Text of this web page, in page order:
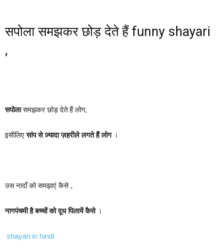
सपोला समझकर छोड़ देते हैं funny shayari
,
सपोलासमझकर छोड़ देते हैं लोग,
इसीलिएसांप से ज़्यादा ज़हरीले लगते हैं लोग।
उस नादाँ को समझाएं कैसे ,
नागपंचमी है बच्चों को दूध पिलायें कैसे।
shayari in hindi